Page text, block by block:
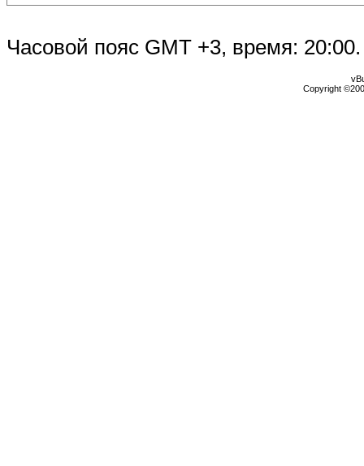
Часовой пояс GMT +3, время: 20:00.
Copyright